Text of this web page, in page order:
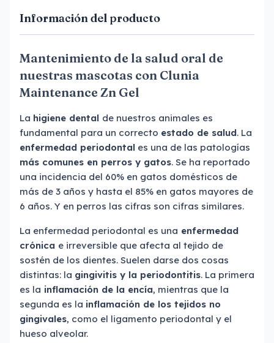
Información del producto
Mantenimiento de la salud oral de
nuestras mascotas con Clunia
Maintenance Zn Gel
La higiene dental de nuestros animales es
fundamental para un correcto estado de salud. La
enfermedad periodontal es una de las patologías
más comunes en perros y gatos. Se ha reportado
una incidencia del 60% en gatos domésticos de
más de 3 años y hasta el 85% en gatos mayores de
6 años. Y en perros las cifras son cifras similares.
La enfermedad periodontal es una enfermedad
crónica e irreversible que afecta al tejido de
sostén de los dientes. Suelen darse dos cosas
distintas: la gingivitis y la periodontitis. La primera
es la inflamación de la encía, mientras que la
segunda es la inflamación de los tejidos no
gingivales, como el ligamento periodontal y el
hueso alveolar.